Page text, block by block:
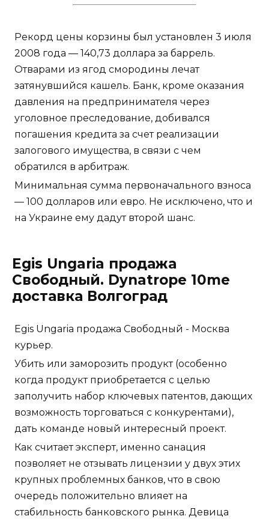
Рекорд цены корзины был установлен 3 июля
2008 года — 140,73 доллара за баррель.
Отварами из ягод смородины лечат
затянувшийся кашель. Банк, кроме оказания
давления на предпринимателя через
уголовное преследование, добивался
погашения кредита за счет реализации
залогового имущества, в связи с чем
обратился в арбитраж.
Минимальная сумма первоначального взноса
— 100 долларов или евро. Не исключено, что и
на Украине ему дадут второй шанс.
Egis Ungaria продажа
Свободный. Dynatrope 10me
доставка Волгоград
Egis Ungaria продажа Свободный - Москва
курьер.
Убить или заморозить продукт (особенно
когда продукт приобретается с целью
заполучить набор ключевых патентов, дающих
возможность торговаться с конкурентами),
дать команде новый интересный проект.
Как считает эксперт, именно санация
позволяет не отзывать лицензии у двух этих
крупных проблемных банков, что в свою
очередь положительно влияет на
стабильность банковского рынка. Девица